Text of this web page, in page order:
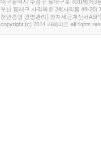
대구광역시 수성구 동대구로 331(범어3
부산 동래구 사직북로 34(사직동 48-20)
천년경영 경영관리│전자세금계산서
copyright (c) 2014 카메이트 all rights